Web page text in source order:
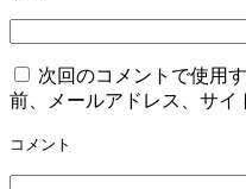
次回のコメントで使用
前、メールアドレス、サイ
コメント